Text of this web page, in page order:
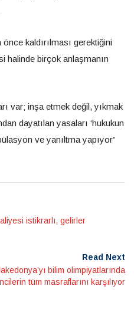
kaldırılması gerektiğini
halinde birçok anlaşmanın
var; inşa etmek değil, yıkmak
dayatılan yasaları ‘hukukun
ve yanıltma yapıyor”
istikrarlı, gelirler
Read Next
bilim olimpiyatlarında
tüm masraflarını karşılıyor